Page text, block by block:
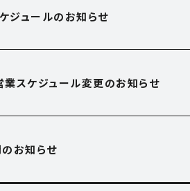
USE
ジュールのお知らせ
業スケジュール変更のお知らせ
お知らせ